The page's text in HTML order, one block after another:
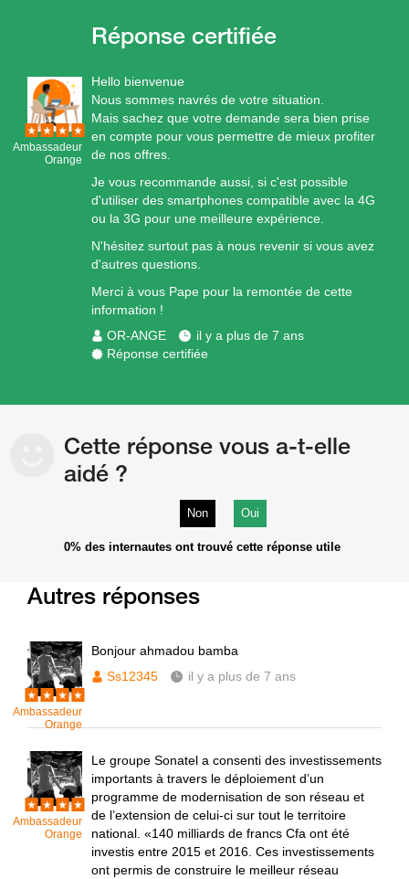
Ambassadeur
Orange
Hello bienvenue
Nous sommes navrés de votre situation.
Mais sachez que votre demande sera bien prise
en compte pour vous permettre de mieux profiter
de nos offres.
Je vous recommande aussi, si c'est possible
d'utiliser des smartphones compatible avec la 4G
ou la 3G pour une meilleure expérience.
N'hésitez surtout pas à nous revenir si vous avez
d'autres questions.
Merci à vous Pape pour la remontée de cette
information !
OR-ANGE
il y a plus de 7 ans
Réponse certifiée
Cette réponse vous a-t-elle
aidé ?
Non Oui
0% des internautes ont trouvé cette réponse utile
Autres réponses
Ambassadeur
Orange
Bonjour ahmadou bamba
Ss12345
il y a plus de 7 ans
Ambassadeur
Orange
Le groupe Sonatel a consenti des investissements
importants à travers le déploiement d’un
programme de modernisation de son réseau et
de l’extension de celui-ci sur tout le territoire
national. «140 milliards de francs Cfa ont été
investis entre 2015 et 2016. Ces investissements
ont permis de construire le meilleur réseau